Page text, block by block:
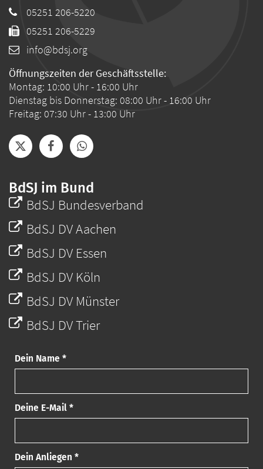
05251 206-5220
05251 206-5229
info@bdsj.org
Öffnungszeiten der Geschäftsstelle:
Montag: 10:00 Uhr - 16:00 Uhr
Dienstag bis Donnerstag: 08:00 Uhr - 16:00 Uhr
Freitag: 07:30 Uhr - 13:00 Uhr
BdSJ im Bund
BdSJ Bundesverband
BdSJ DV Aachen
BdSJ DV Essen
BdSJ DV Köln
BdSJ DV Münster
BdSJ DV Trier
Dein Name *
Deine E-Mail *
Dein Anliegen *